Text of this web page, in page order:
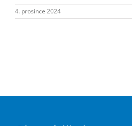
Koupaliště
4. prosince 2024